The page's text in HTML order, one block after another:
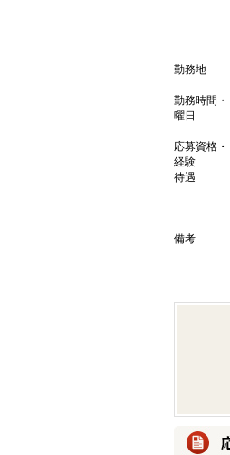
勤務地
勤務時間・
曜日
応募資格・
経験
待遇
備考